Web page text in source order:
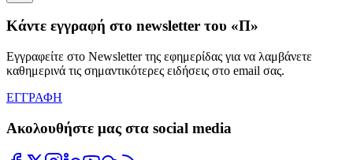
Κάντε εγγραφή στο newsletter του «Π»
Εγγραφείτε στο Newsletter της εφημερίδας για να λαμβάνετε
καθημερινά τις σημαντικότερες ειδήσεις στο email σας.
ΕΓΓΡΑΦΗ
Ακολουθήστε μας στα social media